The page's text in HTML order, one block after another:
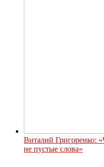
Виталий Григоренко:
не пустые слова»